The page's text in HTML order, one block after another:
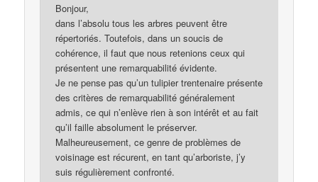
Bonjour,
dans l’absolu tous les arbres peuvent être
répertoriés. Toutefois, dans un soucis de
cohérence, il faut que nous retenions ceux qui
présentent une remarquabilité évidente.
Je ne pense pas qu’un tulipier trentenaire présente
des critères de remarquabilité généralement
admis, ce qui n’enlève rien à son intérêt et au fait
qu’il faille absolument le préserver.
Malheureusement, ce genre de problèmes de
voisinage est récurent, en tant qu’arboriste, j’y
suis régulièrement confronté.